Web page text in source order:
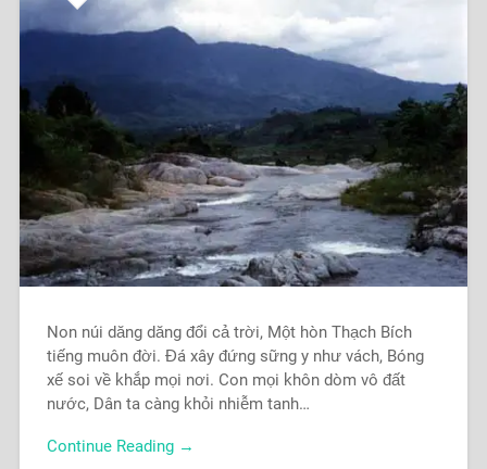
Non núi dăng dăng đổi cả trời, Một hòn Thạch Bích
tiếng muôn đời. Đá xây đứng sững y như vách, Bóng
xế soi về khắp mọi nơi. Con mọi khôn dòm vô đất
nước, Dân ta càng khỏi nhiễm tanh…
Continue Reading →